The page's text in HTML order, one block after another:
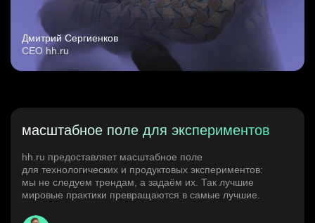
Дмитрий Сергиенков
CEO hh.ru
масштабное поле для экспериментов
hh.ru предоставляет масштабное поле
для технологических и продуктовых экспериментов:
мы не следуем трендам, а задаём их. Так лучшие
мировые практики превращаются в самые лучшие.